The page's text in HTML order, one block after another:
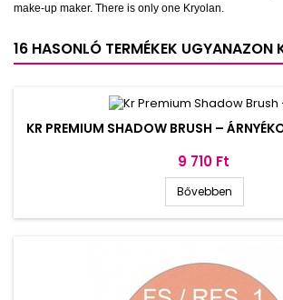
make-up maker. There is only one Kryolan.
16 HASONLÓ TERMÉKEK UGYANAZON
KR PREMIUM SHADOW BRUSH –
Ár
9 710 Ft
Bővebben